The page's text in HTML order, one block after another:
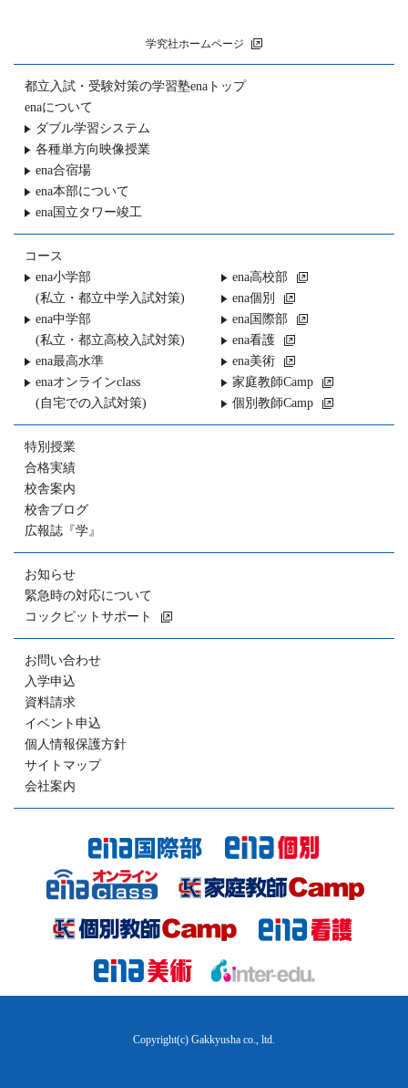
学究社ホームページ
都立入試・受験対策の学習塾enaトップ
enaについて
ダブル学習システム
各種単方向映像授業
ena合宿場
ena本部について
ena国立タワー竣工
コース
ena小学部
(私立・都立中学入試対策)
ena中学部
(私立・都立高校入試対策)
ena最高水準
enaオンラインclass
(自宅での入試対策)
ena高校部
ena個別
ena国際部
ena看護
ena美術
家庭教師Camp
個別教師Camp
特別授業
合格実績
校舎案内
校舎ブログ
広報誌『学』
お知らせ
緊急時の対応について
コックピットサポート
お問い合わせ
入学申込
資料請求
イベント申込
個人情報保護方針
サイトマップ
会社案内
Copyright(c) Gakkyusha co., ltd.